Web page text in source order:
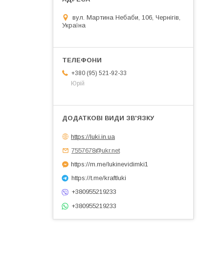
вул. Мартина Небаби, 106, Чернігів,
Україна
+380 (95) 521-92-33
Юрій
https://luki.in.ua
7557678@ukr.net
https://m.me/lukinevidimki1
https://t.me/kraftluki
+380955219233
+380955219233